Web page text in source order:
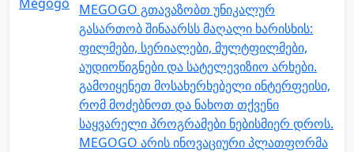
MEGOGO გთავაზობთ უნიკალურ
გასართობ შინაარსს მაღალი ხარისხის:
ფილმები, სერიალები, მულტფილმები,
აუდიოწიგნები და სატელევიზიო არხები.
გამოიყენეთ მოსახერხებელი ინტერფეისი,
რომ მოძებნოთ და ნახოთ თქვენი
საყვარელი პროგრამები ნებისმიერ დროს.
MEGOGO არის ინოვაციური პლათფორმა